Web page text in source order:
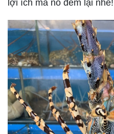
lợi ích mà nó đem lại nhé!